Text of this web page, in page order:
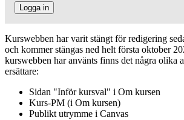
Logga in
Kurswebben har varit stängt för redigering
och kommer stängas ned helt första oktober
kurswebben har använts finns det några olika
ersättare:
Sidan "Inför kursval" i Om kursen
Kurs-PM (i Om kursen)
Publikt utrymme i Canvas